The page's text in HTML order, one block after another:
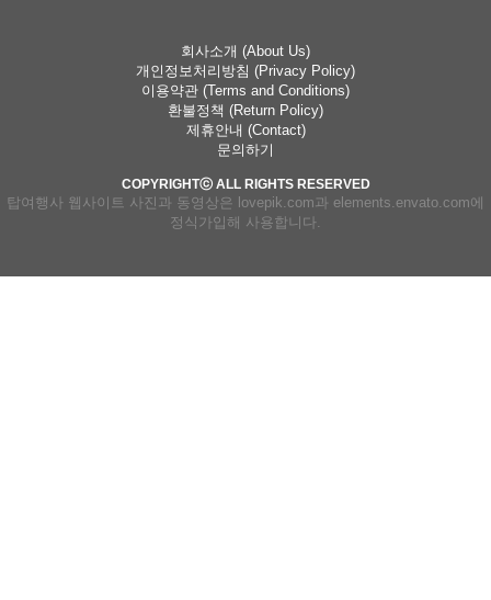
회사소개 (About Us)
개인정보처리방침 (Privacy Policy)
이용약관 (Terms and Conditions)
환불정책 (Return Policy)
제휴안내 (Contact)
문의하기
COPYRIGHTⓒ ALL RIGHTS RESERVED
탑여행사 웹사이트 사진과 동영상은 lovepik.com과 elements.envato.com에
정식가입해 사용합니다.